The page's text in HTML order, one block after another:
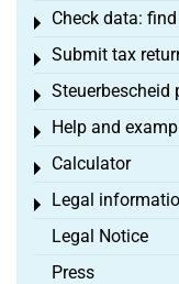
Check data:
Toggle menu
Submit tax
Toggle menu
Steuerbescheid
Toggle menu
Help and
Toggle menu
Calculator
Toggle menu
Legal
Toggle menu
Legal Notice
Press